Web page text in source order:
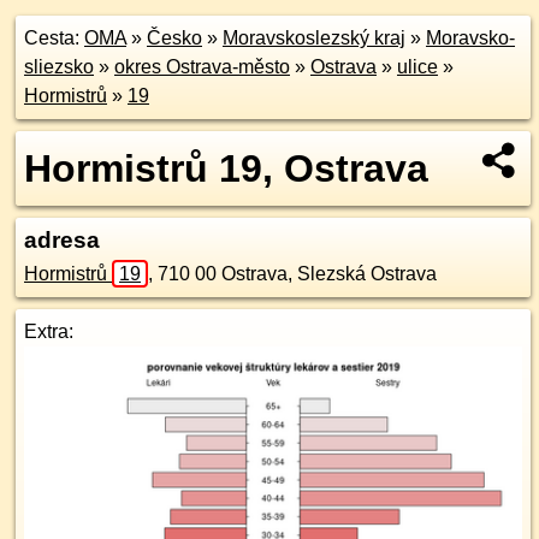
Cesta: OMA» Česko » Moravskoslezský kraj » Moravsko-
sliezsko » okres Ostrava-město » Ostrava » ulice »
Hormistrů » 19
Hormistrů 19, Ostrava
adresa
Hormistrů 19 , 710 00 Ostrava, Slezská Ostrava
Extra: